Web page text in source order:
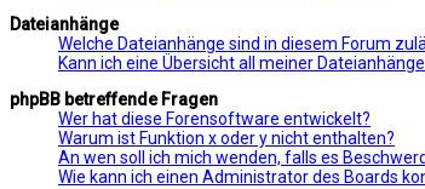
Dateianhänge
Welche Dateianhänge sind in diesem Forum
Kann ich eine Übersicht all meiner
phpBB betreffende Fragen
Wer hat diese Forensoftware entwickelt?
Warum ist Funktion x oder y nicht enthalten?
An wen soll ich mich wenden, falls es
Wie kann ich einen Administrator des Boards